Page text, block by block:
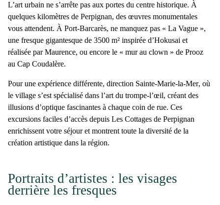
L’art urbain ne s’arrête pas aux portes du centre historique. À
quelques kilomètres de Perpignan, des œuvres monumentales
vous attendent. À Port-Barcarès, ne manquez pas « La Vague »,
une fresque gigantesque de 3500 m² inspirée d’Hokusai et
réalisée parMaurence, ou encore le « mur au clown » de Prooz
au Cap Coudalère.
Pour une expérience différente, direction Sainte-Marie-la-Mer, où
le village s’est spécialisé dans l’art du trompe-l’œil, créant des
illusions d’optique fascinantes à chaque coin de rue. Ces
excursions faciles d’accès depuis Les Cottages de Perpignan
enrichissent votre séjour et montrent toute la diversité de la
création artistique dans la région.
Portraits d’artistes : les visages
derrière les fresques